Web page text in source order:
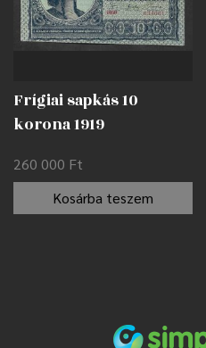
Frígiai sapkás 10
korona 1919
260 000 Ft
Kosárba teszem